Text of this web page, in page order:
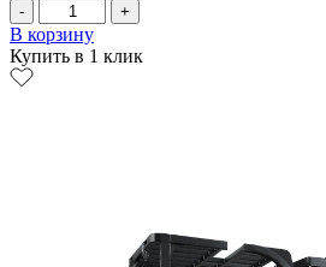
- +
В корзину
Купить в 1 клик